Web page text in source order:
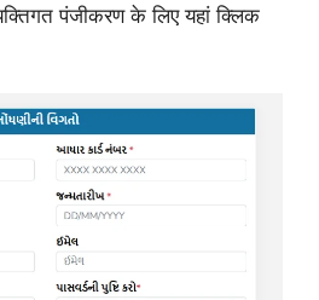
पंजीकरण के लिए यहां क्लिक